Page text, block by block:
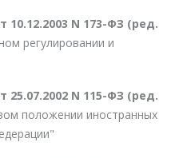
N 173-ФЗ (ред.
регулировании и
N 115-ФЗ (ред.
положении иностранных